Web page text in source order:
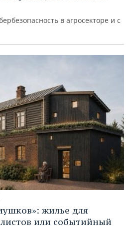
в агросекторе и с
жилье для
или событийный